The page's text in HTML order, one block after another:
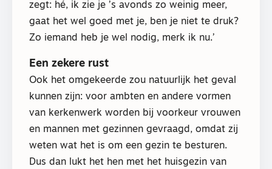
zegt: hé, ik zie je ’s avonds zo weinig meer,
gaat het wel goed met je, ben je niet te druk?
Zo iemand heb je wel nodig, merk ik nu.’
Een zekere rust
Ook het omgekeerde zou natuurlijk het geval
kunnen zijn: voor ambten en andere vormen
van kerkenwerk worden bij voorkeur vrouwen
en mannen met gezinnen gevraagd, omdat zij
weten wat het is om een gezin te besturen.
Dus dan lukt het hen met het huisgezin van